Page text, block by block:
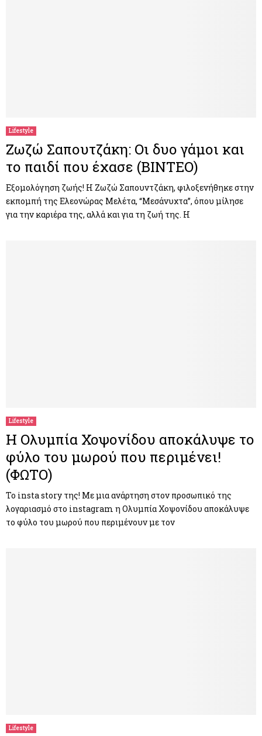
Lifestyle
Ζωζώ Σαπουτζάκη: Οι δυο γάμοι και
το παιδί που έχασε (ΒΙΝΤΕΟ)
Εξομολόγηση ζωής! Η Ζωζώ Σαπουντζάκη, φιλοξενήθηκε στην
εκπομπή της Ελεονώρας Μελέτα, “Μεσάνυχτα”, όπου μίλησε
για την καριέρα της, αλλά και για τη ζωή της. Η
Lifestyle
Η Ολυμπία Χοψονίδου αποκάλυψε το
φύλο του μωρού που περιμένει!
(ΦΩΤΟ)
Το insta story της! Με μια ανάρτηση στον προσωπικό της
λογαριασμό στο instagram η Ολυμπία Χοψονίδου αποκάλυψε
το φύλο του μωρού που περιμένουν με τον
Lifestyle